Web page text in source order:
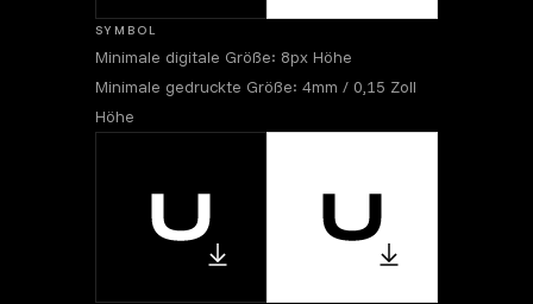
SYMBOL
Minimale digitale Größe: 8px Höhe
Minimale gedruckte Größe: 4mm / 0,15 Zoll
Höhe